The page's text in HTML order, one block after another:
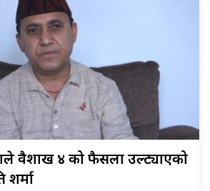
वैशाख ४ को फैसला उल्ट्याएको